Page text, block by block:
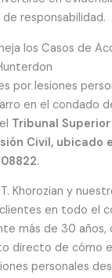
responsabilidad.
los Casos de
por lesiones
en el condado
Tribunal
Civil, ubicado
.
Khorozian y
en todo el
más de 30 años,
directo de cómo
personales